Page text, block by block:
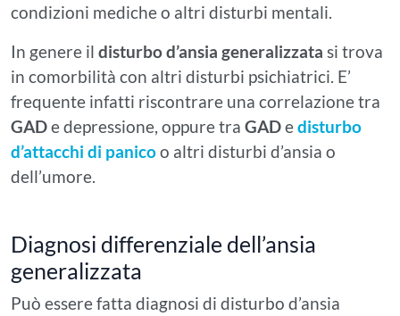
condizioni mediche o altri disturbi mentali.
In genere il disturbo d’ansia generalizzata si trova
in comorbilità con altri disturbi psichiatrici. E’
frequente infatti riscontrare una correlazione tra
GADe depressione, oppure tra GADedisturbo
d’attacchi di panicoo altri disturbi d’ansia o
dell’umore.
Diagnosi differenziale dell’ansia
generalizzata
Può essere fatta diagnosi di disturbo d’ansia